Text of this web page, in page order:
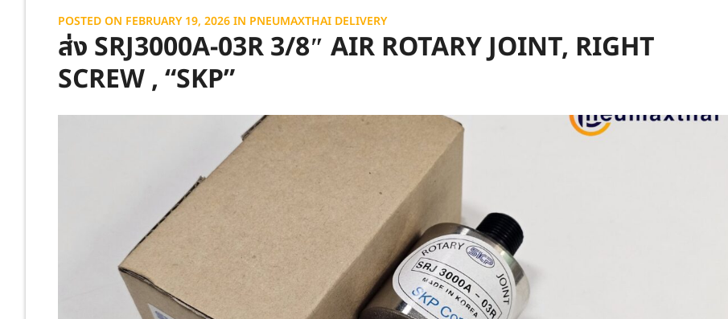
Cast Iron (เหล็กหล่อ)
POSTED ON FEBRUARY 19, 2026IN PNEUMAXTHAI DELIVERY
ส่ง SRJ3000A-03R 3/8″ AIR ROTARY JOINT, RIGHT
SCREW , “SKP”